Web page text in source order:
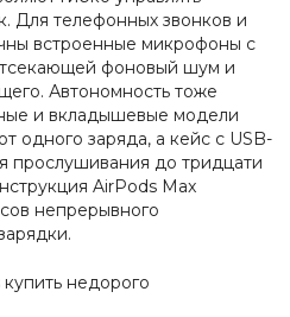
Для телефонных звонков и
встроенные микрофоны с
фоновый шум и
Автономность тоже
и вкладышевые модели
одного заряда, а кейс с USB-
прослушивания до тридцати
AirPods Max
непрерывного